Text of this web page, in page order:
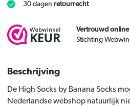
30 dagen retourrecht
Vertrouwd
Stichting
Beschrijving
De High Socks by Banana Socks
Nederlandse webshop natuurlijk